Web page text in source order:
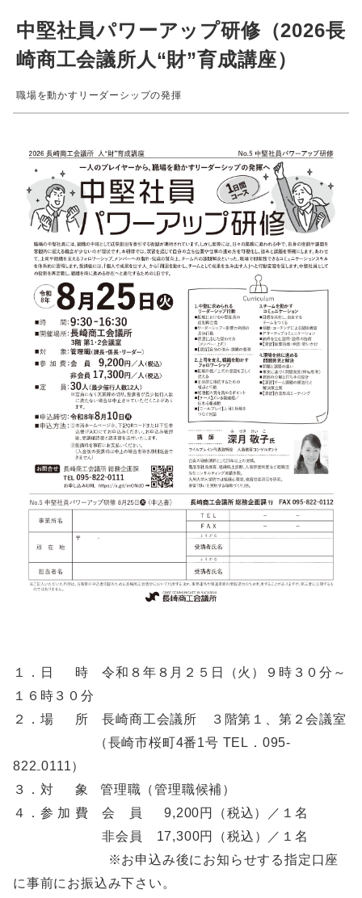
中堅社員パワーアップ研修（2026長
崎商工会議所人“財”育成講座）
職場を動かすリーダーシップの発揮
１．日 時 令和８年８月２５日（火）９時３０分～
１６時３０分
２．場 所 長崎商工会議所 ３階第１、第２会議室
（長崎市桜町4番1号 TEL．095-
822₋0111）
３．対 象 管理職（管理職候補）
４．参 加 費 会 員 9,200円（税込）／１名
非会員 17,300円（税込）／１名
※お申込み後にお知らせする指定口座
に事前にお振込み下さい。